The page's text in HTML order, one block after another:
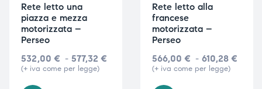
Rete letto una
piazza e mezza
motorizzata –
Perseo
532,00 € - 577,32 €
(+ iva come per legge)
Rete letto alla
francese
motorizzata –
Perseo
566,00 € - 610,28 €
(+ iva come per legge)